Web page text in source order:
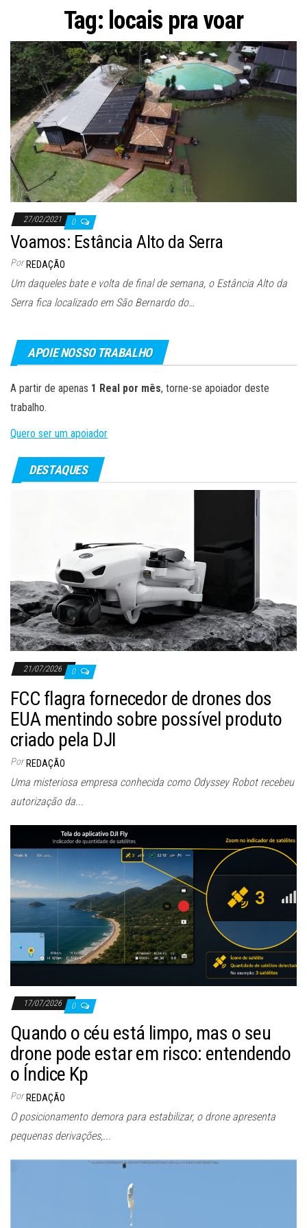
Tag: locais pra voar
27/02/2021 0
Voamos: Estância Alto da Serra
Por REDAÇÃO
Um daqueles bate e volta de final de semana, o Estância Alto da
Serra fica localizado em São Bernardo do…
APOIE NOSSO TRABALHO
A partir de apenas 1 Real por mês, torne-se apoiador deste
trabalho.
Quero ser um apoiador
DESTAQUES
21/07/2026 0
FCC flagra fornecedor de drones dos
EUA mentindo sobre possível produto
criado pela DJI
Por REDAÇÃO
Uma misteriosa empresa conhecida como Odyssey Robot recebeu
autorização da...
17/07/2026 0
Quando o céu está limpo, mas o seu
drone pode estar em risco: entendendo
o Índice Kp
Por REDAÇÃO
O posicionamento demora para estabilizar, o drone apresenta
pequenas derivações,...